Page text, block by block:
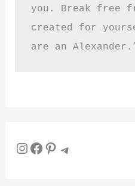
you. Break free
created for
are an
InstagramFacebook Pinterest Telegram